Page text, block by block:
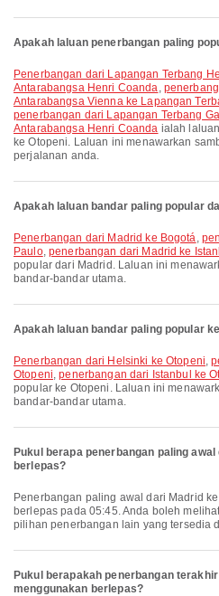
Apakah laluan penerbangan paling
penerbangan dari Lapangan Terbang Helsinki ke Lapangan Terbang
Antarabangsa Henri Coanda,
Antarabangsa Vienna ke Lapangan
penerbangan dari Lapangan Terbang
Antarabangsa Henri Coanda ialah
ke Otopeni. Laluan ini menawarkan
perjalanan anda.
Apakah laluan bandar paling popular
penerbangan dari Madrid ke Bogotá,
Paulo, penerbangan dari Madrid ke
popular dari Madrid. Laluan ini
bandar-bandar utama.
Apakah laluan bandar paling popular
penerbangan dari Helsinki ke Otopeni,
Otopeni,penerbangan dari Istanbul ke
popular ke Otopeni. Laluan ini
bandar-bandar utama.
Pukul berapa penerbangan paling
berlepas?
Penerbangan paling awal dari Madrid ke Otopeni dengan Ryanair
berlepas pada 05:45. Anda boleh
pilihan penerbangan lain yang tersedia
Pukul berapakah penerbangan
menggunakan berlepas?